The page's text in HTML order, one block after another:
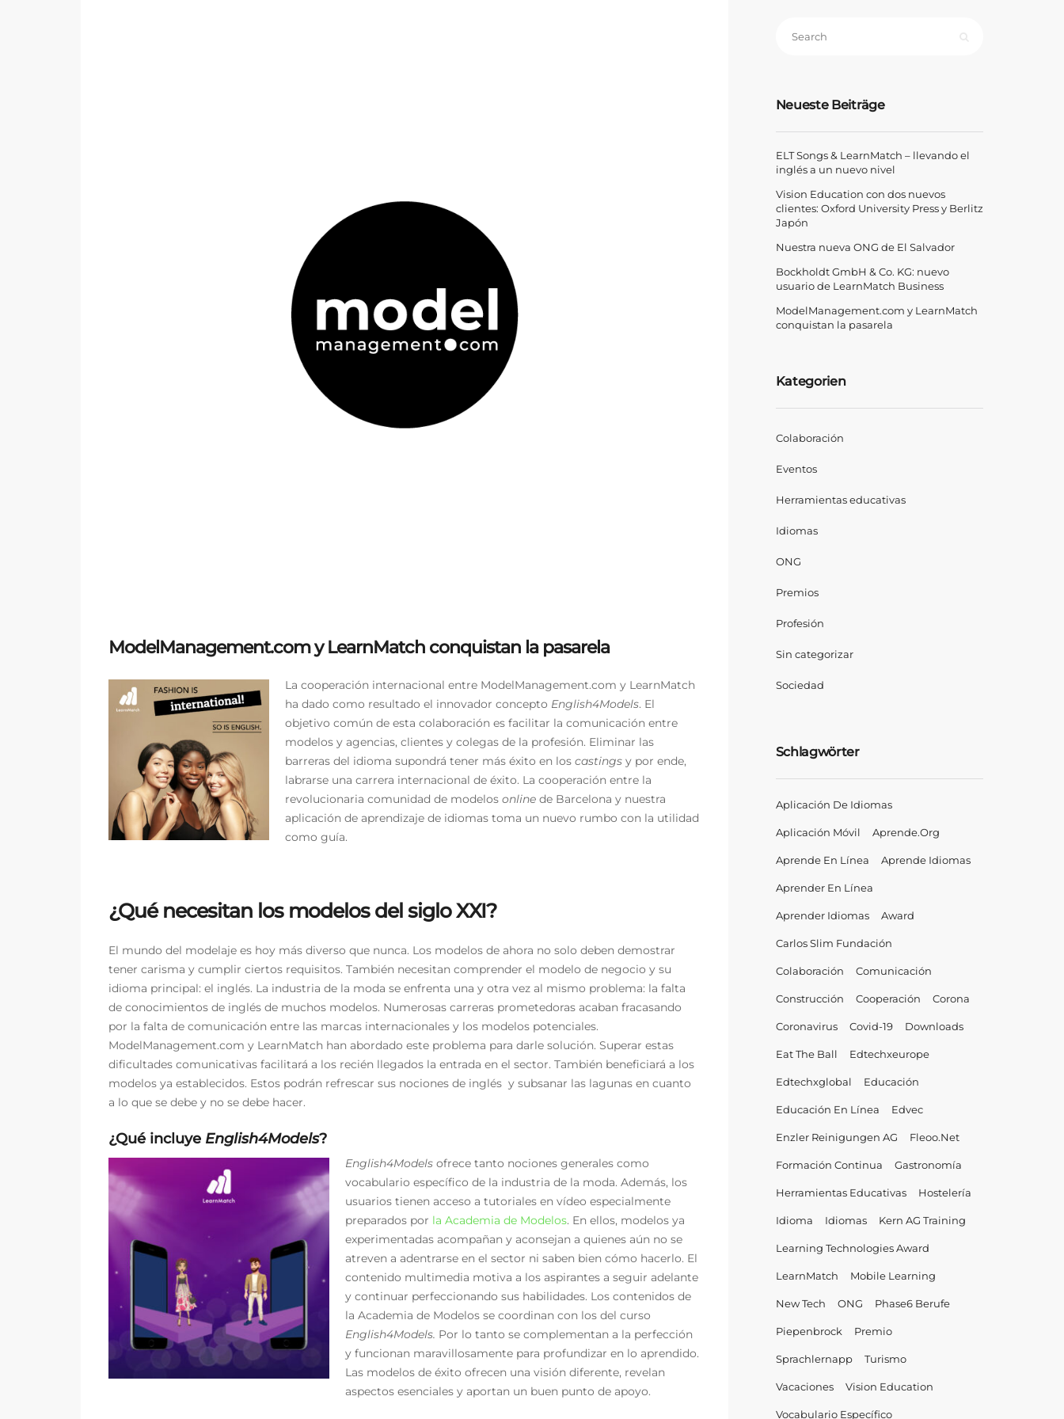
ModelManagement.com y LearnMatch conquistan la pasarela
La cooperación internacional entre ModelManagement.com y LearnMatch
ha dado como resultado el innovador concepto English4Models. El
objetivo común de esta colaboración es facilitar la comunicación entre
modelos y agencias, clientes y colegas de la profesión. Eliminar las
barreras del idioma supondrá tener más éxito en los castings y por ende,
labrarse una carrera internacional de éxito. La cooperación entre la
revolucionaria comunidad de modelos online de Barcelona y nuestra
aplicación de aprendizaje de idiomas toma un nuevo rumbo con la utilidad
como guía.
¿Qué necesitan los modelos del siglo XXI?
El mundo del modelaje es hoy más diverso que nunca. Los modelos de ahora no solo deben demostrar
tener carisma y cumplir ciertos requisitos. También necesitan comprender el modelo de negocio y su
idioma principal: el inglés. La industria de la moda se enfrenta una y otra vez al mismo problema: la falta
de conocimientos de inglés de muchos modelos. Numerosas carreras prometedoras acaban fracasando
por la falta de comunicación entre las marcas internacionales y los modelos potenciales.
ModelManagement.com y LearnMatch han abordado este problema para darle solución. Superar estas
dificultades comunicativas facilitará a los recién llegados la entrada en el sector. También beneficiará a los
modelos ya establecidos. Estos podrán refrescar sus nociones de inglés y subsanar las lagunas en cuanto
a lo que se debe y no se debe hacer.
¿Qué incluye English4Models?
English4Models ofrece tanto nociones generales como
vocabulario específico de la industria de la moda. Además, los
usuarios tienen acceso a tutoriales en vídeo especialmente
preparados por la Academia de Modelos. En ellos, modelos ya
experimentadas acompañan y aconsejan a quienes aún no se
atreven a adentrarse en el sector ni saben bien cómo hacerlo. El
contenido multimedia motiva a los aspirantes a seguir adelante
y continuar perfeccionando sus habilidades. Los contenidos de
la Academia de Modelos se coordinan con los del curso
English4Models. Por lo tanto se complementan a la perfección
y funcionan maravillosamente para profundizar en lo aprendido.
Las modelos de éxito ofrecen una visión diferente, revelan
aspectos esenciales y aportan un buen punto de apoyo.
Neueste Beiträge
ELT Songs & LearnMatch – llevando el
inglés a un nuevo nivel
Vision Education con dos nuevos
clientes: Oxford University Press y Berlitz
Japón
Nuestra nueva ONG de El Salvador
Bockholdt GmbH & Co. KG: nuevo
usuario de LearnMatch Business
ModelManagement.com y LearnMatch
conquistan la pasarela
Kategorien
Colaboración
Eventos
Herramientas educativas
Idiomas
ONG
Premios
Profesión
Sin categorizar
Sociedad
Schlagwörter
Aplicación De Idiomas
Aplicación Móvil Aprende.org
Aprende En Línea Aprende Idiomas
Aprender En Línea
Aprender Idiomas Award
Carlos Slim Fundación
Colaboración Comunicación
Construcción Cooperación Corona
Coronavirus Covid-19 Downloads
Eat The Ball Edtechxeurope
Edtechxglobal Educación
Educación En Línea Edvec
Enzler Reinigungen AG Fleoo.net
Formación Continua Gastronomía
Herramientas Educativas Hostelería
Idioma Idiomas Kern AG Training
Learning Technologies Award
LearnMatch Mobile Learning
New Tech ONG Phase6 Berufe
Piepenbrock Premio
Sprachlernapp Turismo
Vacaciones Vision Education
Vocabulario Específico